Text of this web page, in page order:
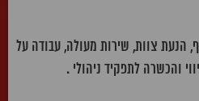
הנעת צוות, שירות מעולה, עבודה על
והכשרה לתפקיד ניהולי .